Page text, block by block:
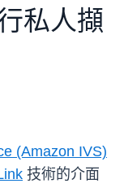
私人擷
(Amazon IVS)
技術的介面